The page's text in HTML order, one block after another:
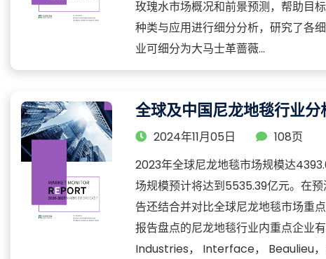
玫瑰水市场概况和前景预测，帮助目
种类与应用进行细分分析，研究了各
业可细分为大马士革蔷薇...
全球及中国尼龙地毯行业
2024年11月05日
108页
2023年全球尼龙地毯市场规模达
场规模预计将达到5535.39亿元。在
告还结合并对比全球尼龙地毯市场重
报告盘点的尼龙地毯行业内重点企
Industries， Interface， Beaulieu，